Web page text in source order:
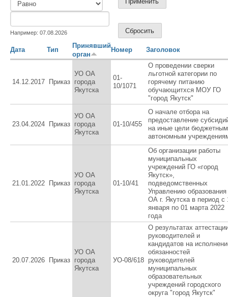
Например: 07.08.2026
Дата Тип
Принявший
орган
Номер Заголовок
14.12.2017 Приказ
УО ОА
города
Якутска
01-
10/1071
О проведении сверки
льготной категории по
горячему питанию
обучающитхся МОУ ГО
"город Якутск"
23.04.2024 Приказ
УО ОА
города
Якутска
01-10/455
О начале отбора на
предоставление
на иные цели
автономным
21.01.2022 Приказ
УО ОА
города
Якутска
01-10/41
Об организации работы
муниципальных
учреждений ГО «город
Якутск»,
подведомственных
Управлению образования
ОА г. Якутска в период с
января по 01 марта 2022
года
20.07.2026 Приказ
УО ОА
города
Якутска
УО-08/618
О результатах
руководителей и
кандидатов на
обязанностей
руководителей
муниципальных
образовательных
учреждений городского
округа "город Якутск"